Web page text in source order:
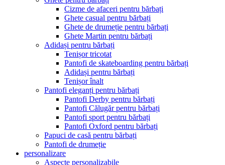
Cizme de afaceri pentru bărbați
Ghete casual pentru bărbați
Ghete de drumeție pentru bărbați
Ghete Martin pentru bărbați
Adidași pentru bărbați
Tenișor tricotat
Pantofi de skateboarding pentru bărbați
Adidași pentru bărbați
Tenișor înalt
Pantofi eleganți pentru bărbați
Pantofi Derby pentru bărbați
Pantofi Călugăr pentru bărbați
Pantofi sport pentru bărbați
Pantofi Oxford pentru bărbați
Papuci de casă pentru bărbați
Pantofi de drumeție
personalizare
Aspecte personalizabile